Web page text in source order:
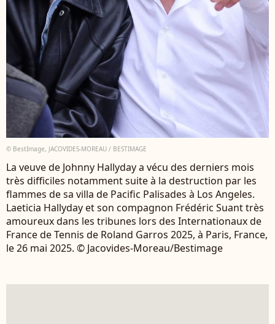
© BestImage, JACOVIDES-MOREAU / BESTIMAGE
La veuve de Johnny Hallyday a vécu des derniers mois
très difficiles notamment suite à la destruction par les
flammes de sa villa de Pacific Palisades à Los Angeles.
Laeticia Hallyday et son compagnon Frédéric Suant très
amoureux dans les tribunes lors des Internationaux de
France de Tennis de Roland Garros 2025, à Paris, France,
le 26 mai 2025. © Jacovides-Moreau/Bestimage